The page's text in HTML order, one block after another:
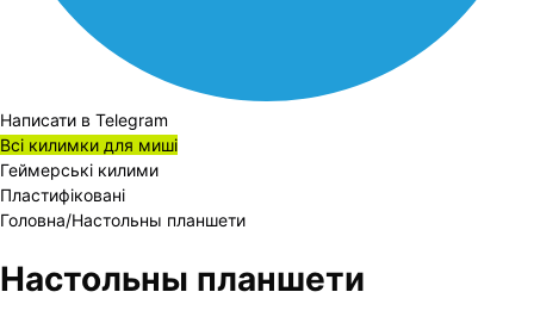
Написати в Telegram
Всі килимки для миші
Геймерські килими
Пластифіковані
Головна/Настольны планшети
Настольны планшети